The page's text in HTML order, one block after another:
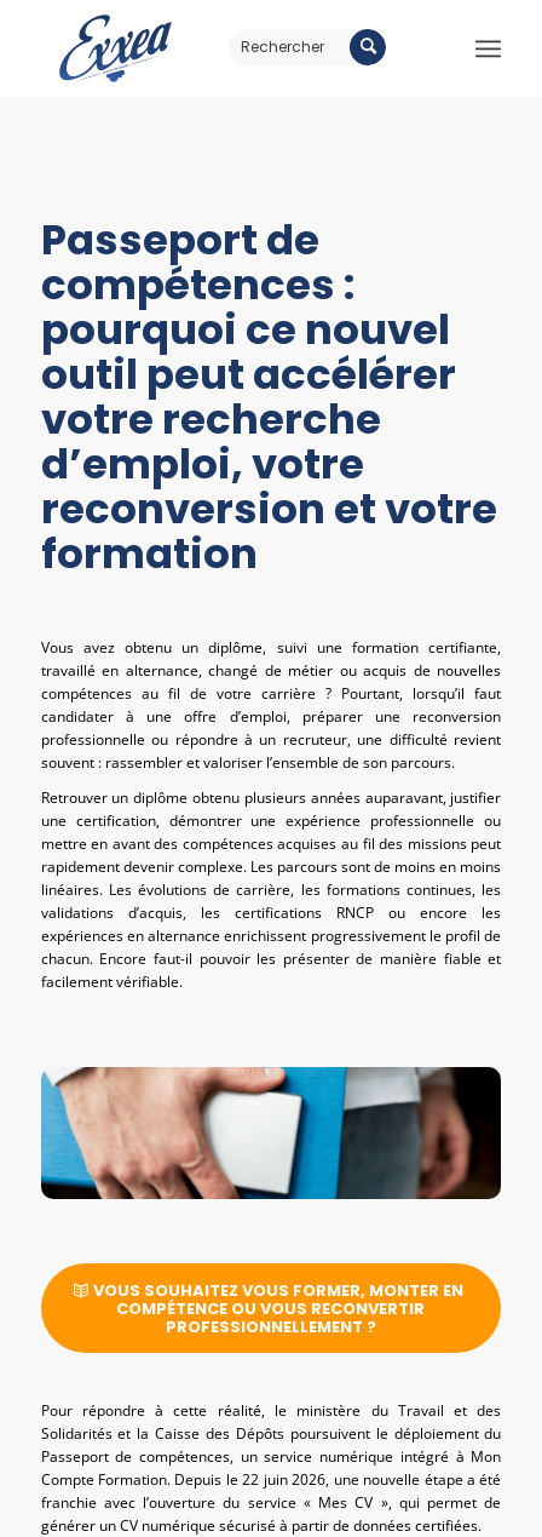
Passeport de
compétences :
pourquoi ce nouvel
outil peut accélérer
votre recherche
d’emploi, votre
reconversion et votre
formation
Vous avez obtenu un diplôme, suivi une formation certifiante,
travaillé en alternance, changé de métier ou acquis de nouvelles
compétences au fil de votre carrière ? Pourtant, lorsqu’il faut
candidater à une offre d’emploi, préparer une reconversion
professionnelle ou répondre à un recruteur, une difficulté revient
souvent : rassembler et valoriser l’ensemble de son parcours.
Retrouver un diplôme obtenu plusieurs années auparavant, justifier
une certification, démontrer une expérience professionnelle ou
mettre en avant des compétences acquises au fil des missions peut
rapidement devenir complexe. Les parcours sont de moins en moins
linéaires. Les évolutions de carrière, les formations continues, les
validations d’acquis, les certifications RNCP ou encore les
expériences en alternance enrichissent progressivement le profil de
chacun. Encore faut-il pouvoir les présenter de manière fiable et
facilement vérifiable.
VOUS SOUHAITEZ VOUS FORMER, MONTER EN
COMPÉTENCE OU VOUS RECONVERTIR
PROFESSIONNELLEMENT ?
Pour répondre à cette réalité, le ministère du Travail et des
Solidarités et la Caisse des Dépôts poursuivent le déploiement du
Passeport de compétences, un service numérique intégré à Mon
Compte Formation. Depuis le 22 juin 2026, une nouvelle étape a été
franchie avec l’ouverture du service « Mes CV », qui permet de
générer un CV numérique sécurisé à partir de données certifiées.